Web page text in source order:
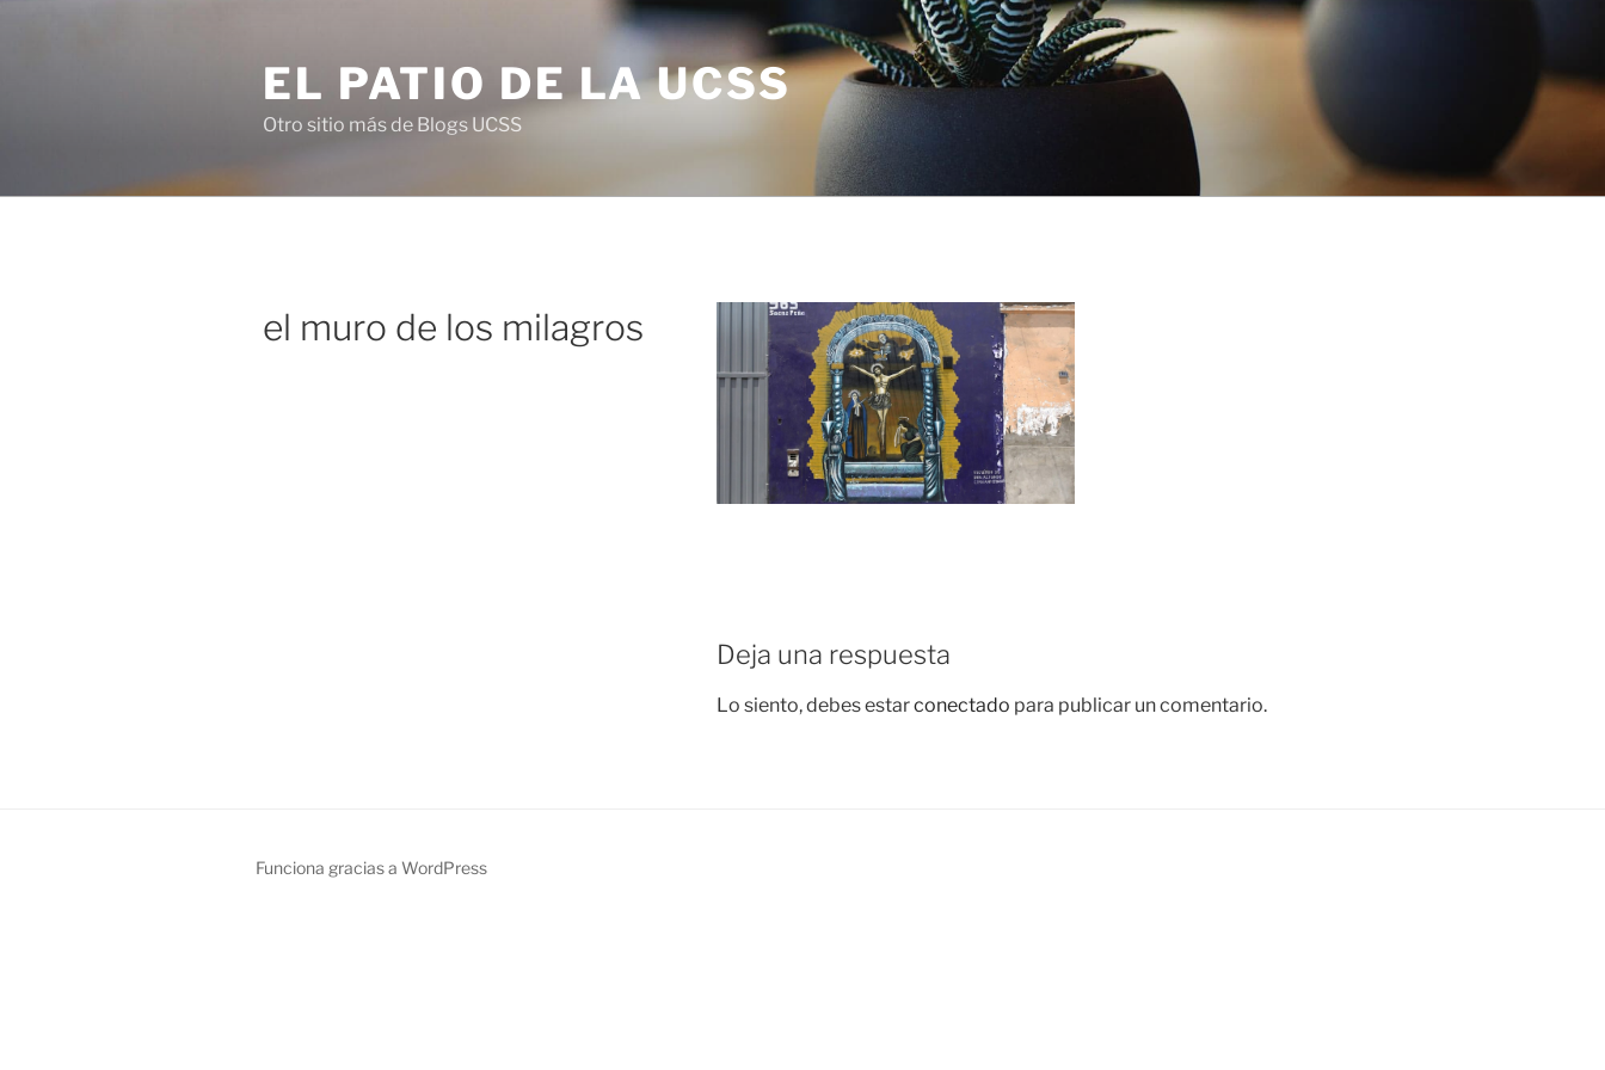
EL PATIO DE LA UCSS
Otro sitio más de Blogs UCSS
el muro de los milagros
Deja una respuesta
Lo siento, debes estarconectado para publicar un comentario.
Funciona gracias a WordPress